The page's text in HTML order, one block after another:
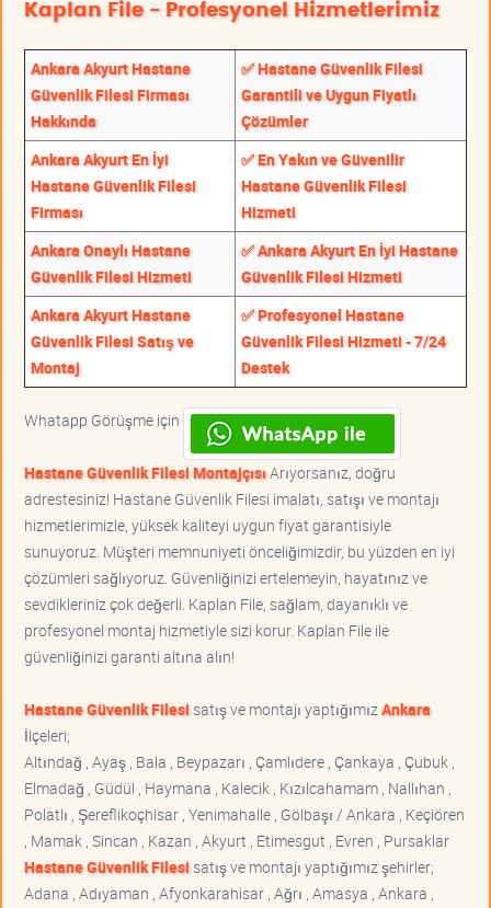
Kaplan File - Profesyonel Hizmetlerimiz
Ankara Akyurt Hastane
Güvenlik Filesi Firması
Hakkında
✅ Hastane Güvenlik Filesi
Garantili ve Uygun Fiyatlı
Çözümler
Ankara Akyurt En İyi
Hastane Güvenlik Filesi
Firması
✅ En Yakın ve Güvenilir
Hastane Güvenlik Filesi
Hizmeti
Ankara Onaylı Hastane
Güvenlik Filesi Hizmeti
✅ Ankara Akyurt En İyi Hastane
Güvenlik Filesi Hizmeti
Ankara Akyurt Hastane
Güvenlik Filesi Satış ve
Montaj
✅ Profesyonel Hastane
Güvenlik Filesi Hizmeti - 7/24
Destek
Whatapp Görüşme için
Hastane Güvenlik Filesi MontajçısıArıyorsanız, doğru
adrestesiniz! Hastane Güvenlik Filesi imalatı, satışı ve montajı
hizmetlerimizle, yüksek kaliteyi uygun fiyat garantisiyle
sunuyoruz. Müşteri memnuniyeti önceliğimizdir, bu yüzden en iyi
çözümleri sağlıyoruz. Güvenliğinizi ertelemeyin, hayatınız ve
sevdikleriniz çok değerli. Kaplan File, sağlam, dayanıklı ve
profesyonel montaj hizmetiyle sizi korur. Kaplan File ile
güvenliğinizi garanti altına alın!
Hastane Güvenlik Filesisatış ve montajı yaptığımızAnkara
İlçeleri;
Altındağ , Ayaş , Bala , Beypazarı , Çamlıdere , Çankaya , Çubuk ,
Elmadağ , Güdül , Haymana , Kalecik , Kızılcahamam , Nallıhan ,
Polatlı , Şereflikoçhisar , Yenimahalle , Gölbaşı / Ankara , Keçiören
, Mamak , Sincan , Kazan , Akyurt , Etimesgut , Evren , Pursaklar
Hastane Güvenlik Filesisatış ve montajı yaptığımız şehirler;
Adana , Adıyaman , Afyonkarahisar , Ağrı , Amasya , Ankara ,